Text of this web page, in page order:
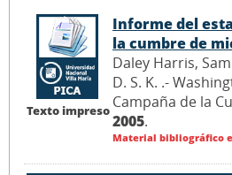
Texto impreso
Informe del
la cumbre de
Daley Harris,
D. S. K. .-
Campaña de la
2005.
Material bibliográfico